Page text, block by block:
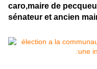
caro,maire de
sénateur et ancien